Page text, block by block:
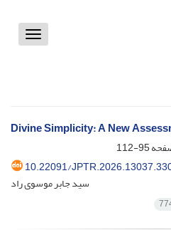
Toggle
Divine Simplicity: A New
95-112
10.22091/
سید جابر موسوی راد